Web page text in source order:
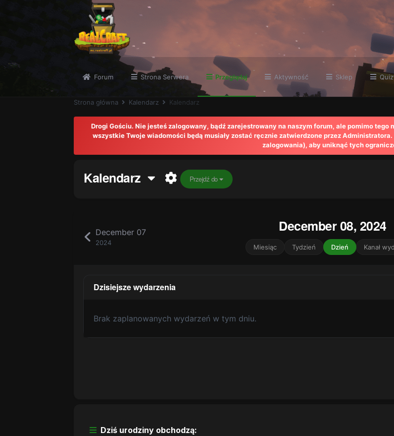
Forum Strona Serwera Przeglądaj Aktywność Sklep
Strona główna Kalendarz Kalendarz
Drogi Gościu. Nie jesteś zalogowany, bądź zarejestrowany na naszym forum, ale pomimo
wszystkie Twoje wiadomości będą musiały zostać ręcznie zatwierdzone przez
zalogowania), aby uniknąć tych
Kalendarz Przejdź do
December 07
2024
December 08, 2024
Miesiąc Tydzień Dzień Kanał
Dzisiejsze wydarzenia
Brak zaplanowanych wydarzeń w tym dniu.
Dziś urodziny obchodzą: